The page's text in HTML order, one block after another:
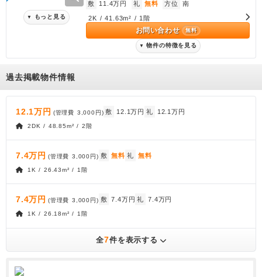
▼ もっと見る
敷 11.4万円 礼 無料 方位 南
2K / 41.63m² / 1階
お問い合わせ 無料
▼ 物件の特徴を見る
過去掲載物件情報
12.1万円 (管理費 3,000円) 敷 12.1万円 礼 12.1万円
2DK / 48.85m² / 2階
7.4万円 (管理費 3,000円) 敷 無料 礼 無料
1K / 26.43m² / 1階
7.4万円 (管理費 3,000円) 敷 7.4万円 礼 7.4万円
1K / 26.18m² / 1階
全7件を表示する